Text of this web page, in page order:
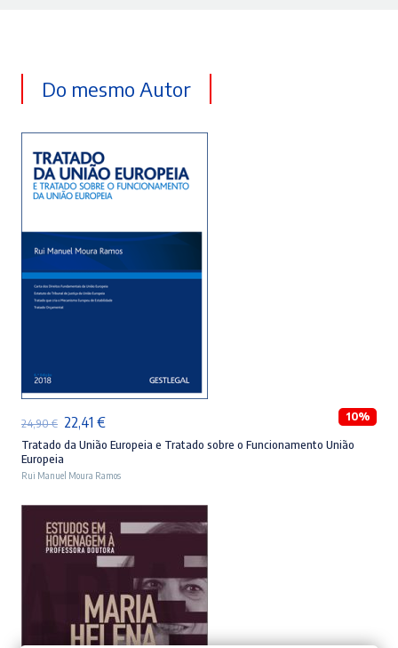
Do mesmo Autor
24,90€ O
preço
original
24,90 €.
22,41 €O
preço
10%
Tratado da União Europeia e Tratado sobre o Funcionamento União
Europeia
Rui Manuel Moura Ramos